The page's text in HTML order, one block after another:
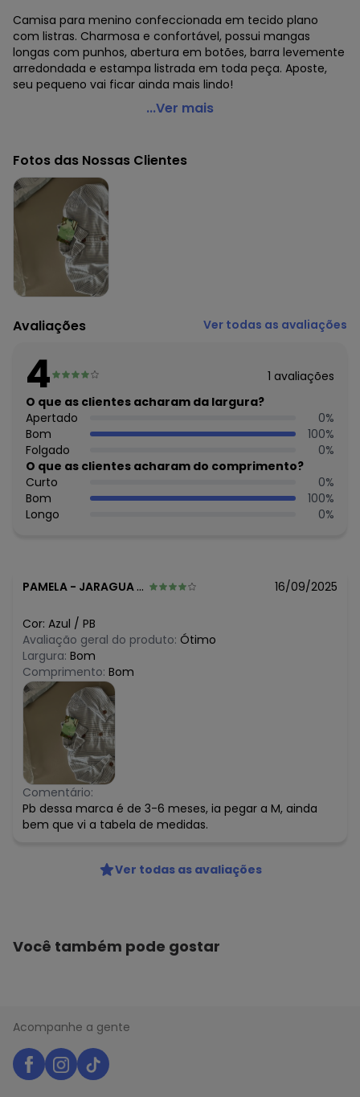
Camisa para menino confeccionada em tecido plano
com listras. Charmosa e confortável, possui mangas
longas com punhos, abertura em botões, barra levemente
arredondada e estampa listrada em toda peça. Aposte,
seu pequeno vai ficar ainda mais lindo!
Marisol - Camisa Listrada Manga Longa Infantil
Código do produto: 22949267
Histórico de preços
O preço apresentado abaixo é o menor oferecido em
algum dia do mês, para o menor tamanho disponível.
agosto/2026
julho/2026
junho/2026
maio/2026
março/2026 N/D*
fevereiro/2026 N/D*
...Ver mais
Fotos das Nossas Clientes
Avaliações Ver todas as avaliações
4 1 avaliações
O que as clientes acharam da largura?
Apertado
0%
Bom
100%
Folgado
0%
O que as clientes acharam do comprimento?
Curto
0%
Bom
100%
Longo
0%
PAMELA - JARAGUA DO SUL - SC 16/09/2025
Cor: Azul / PB
Avaliação geral do produto: Ótimo
Largura: Bom
Comprimento: Bom
Comentário:
Pb dessa marca é de 3-6 meses, ia pegar a M, ainda
bem que vi a tabela de medidas.
Ver todas as avaliações
Você também pode gostar
Acompanhe a gente